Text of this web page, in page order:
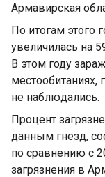
Армавирская
По итогам этого
увеличилась на
В этом году
не наблюдались.
Процент
данным гнезд,
по сравнению с
загрязнения в